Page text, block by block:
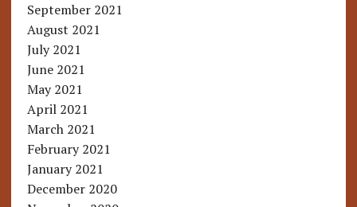
September 2021
August 2021
July 2021
June 2021
May 2021
April 2021
March 2021
February 2021
January 2021
December 2020